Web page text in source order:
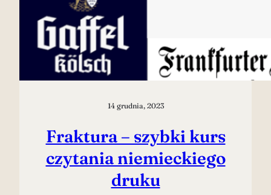
14 grudnia, 2023
Fraktura – szybki kurs
czytania niemieckiego
druku